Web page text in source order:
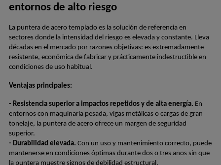
entornos de alto riesgo
La puntera de acero templado es la solución de referencia en
sectores donde la intensidad del riesgo es elevada y constante. Lleva
décadas en el mercado por razones objetivas: es extremadamente
resistente, económica de fabricar y prácticamente indestructible en
condiciones de uso habitual.
Ventajas principales:
- Resistencia superior a impactos repetidos y de alta energía. En
entornos con maquinaria pesada, vigas metálicas o cargas de gran
tonelaje, la puntera de acero ofrece un margen de seguridad
superior.
- Durabilidad elevada. Con un uso y mantenimiento correcto, puede
mantenerse en condiciones óptimas durante dos o tres años sin que
la puntera muestre signos de debilidad estructural.